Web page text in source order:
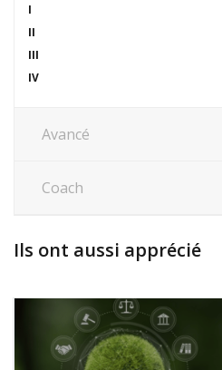
I
II
III
IV
Avancé
Coach
Ils ont aussi apprécié